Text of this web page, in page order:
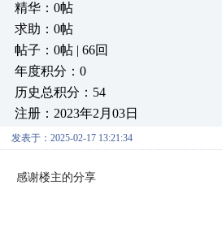
精华：0帖
求助：0帖
帖子：0帖 | 66回
年度积分：0
历史总积分：54
注册：2023年2月03日
发表于：2025-02-17 13:21:34
感谢楼主的分享